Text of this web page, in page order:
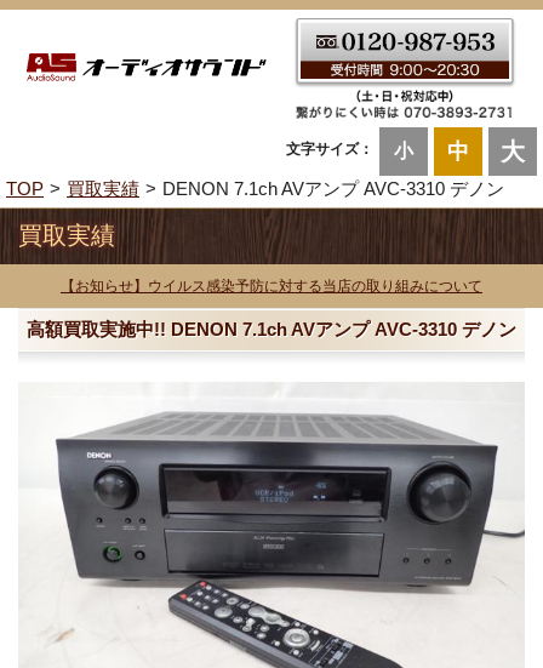
文字サイズ： 小 中 大
TOP 買取実績 DENON 7.1ch AVアンプ AVC-3310 デノン
買取実績
【お知らせ】ウイルス感染予防に対する当店の取り組みについて
高額買取実施中!! DENON 7.1ch AVアンプ AVC-3310 デノン